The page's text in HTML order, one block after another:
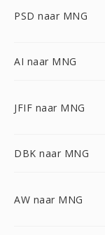
PSD naar MNG
AI naar MNG
JFIF naar MNG
DBK naar MNG
AW naar MNG